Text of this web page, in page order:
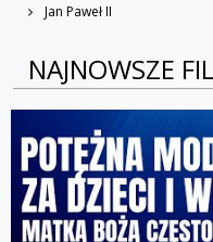
Jan Paweł II
NAJNOWSZE